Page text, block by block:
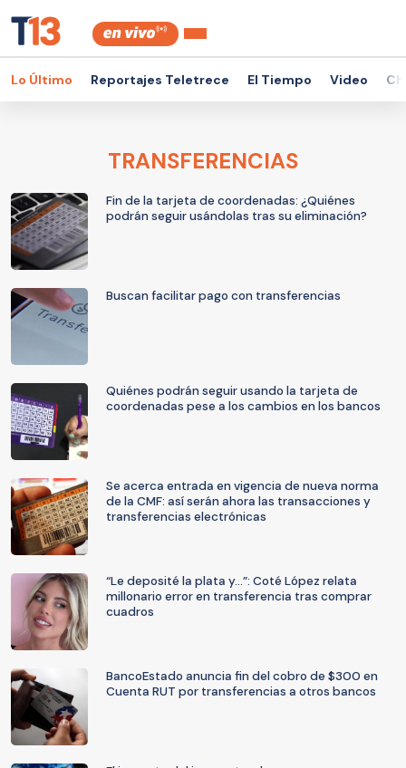
Lo Último Reportajes Teletrece El Tiempo Video
TRANSFERENCIAS
Fin de la tarjeta de coordenadas: ¿Quiénes
podrán seguir usándolas tras su eliminación?
Buscan facilitar pago con transferencias
Quiénes podrán seguir usando la tarjeta de
coordenadas pese a los cambios en los bancos
Se acerca entrada en vigencia de nueva norma
de la CMF: así serán ahora las transacciones y
transferencias electrónicas
“Le deposité la plata y…”: Coté López relata
millonario error en transferencia tras comprar
cuadros
BancoEstado anuncia fin del cobro de $300 en
Cuenta RUT por transferencias a otros bancos